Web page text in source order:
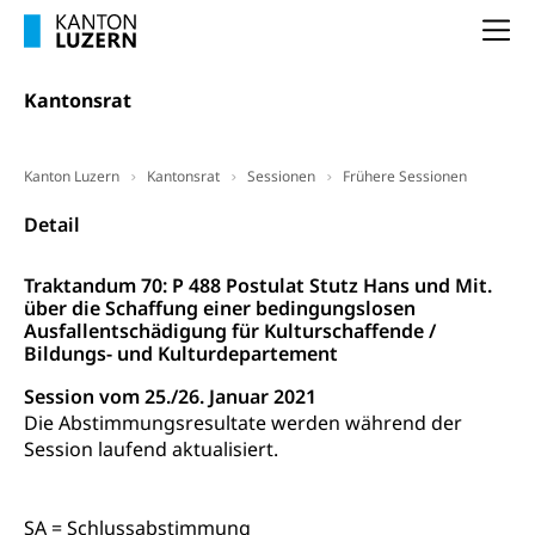
Kantonsrat
Kanton Luzern Kantonsrat Sessionen Frühere Sessionen
Detail
Traktandum 70: P 488 Postulat Stutz Hans und Mit.
über die Schaffung einer bedingungslosen
Ausfallentschädigung für Kulturschaffende /
Bildungs- und Kulturdepartement
Session vom 25./26. Januar 2021
Die Abstimmungsresultate werden während der
Session laufend aktualisiert.
SA = Schlussabstimmung
LUPK - Luzerner Pensionskasse
Bildung und Forschung
Wissenschaftsförderung
Wald
Projektförderung Universität Luzern unilu
Berufsbildung, Berufsmatura nach Lehre,
Neuorientierung, Grundkompetenzen,
Berufsberatung, Standortbestimmung,
Studienberatung, Beratung und Unterstützung,
Berufsabschluss für Erwachsene
Erwachsenenmatura
Bildung & Berufsabschluss für Erwachsene
Berufliche Grundbildung
Berufswahl & Berufsberatung, Schnupperlehre und